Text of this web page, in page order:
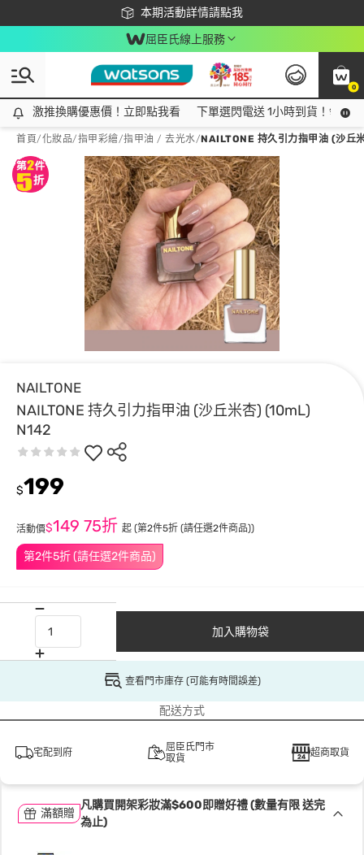
本期活動詳情請點我
下載app最高回饋$350
屈臣氏線上服務
0
激推換購優惠價！立即點我看
激推換購優惠價！立即點我看 下單選閃電送 1小時到貨！領神
首頁/化妝品/指甲彩繪/指甲油 / 去光水/NAILTONE 持久引力指甲油 (沙丘
NAILTONE
NAILTONE 持久引力指甲油 (沙丘米杏) (10mL)
N142
第2件5折 (請任選2件商品)
$199
活動價$149 75折 起 (第2件5折 (請任選2件商品))
加入購物袋
查看門市庫存 (可能有時間誤差)
配送方式
宅配到府
屈臣氏門市
取貨
超商取貨
滿額贈
凡購買開架彩妝滿$600即贈好禮 (數量有限 送完
為止)